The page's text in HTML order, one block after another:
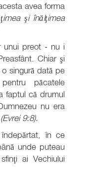
avea forma
şi înălţimea
unui preot - nu i
Chiar şi
singură dată pe
păcatele
faptul că drumul
nu era
(Evrei 9:8).
în ce
unde puteau
ai Vechiului